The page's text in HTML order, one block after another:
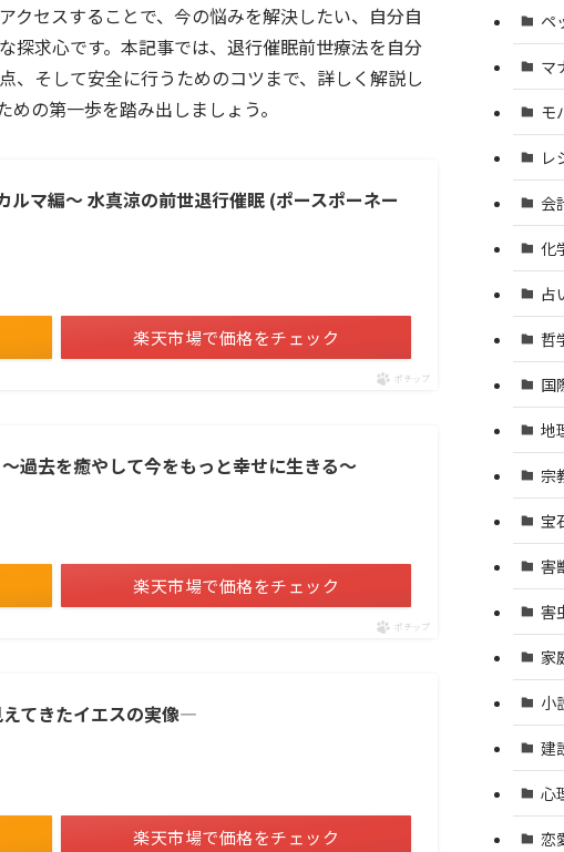
クセスすることで、今の悩みを解決したい、自分自
探求心です。本記事では、退行催眠前世療法を自分
、そして安全に行うためのコツまで、詳しく解説し
の第一歩を踏み出しましょう。
マ編～ 水真涼の前世退行催眠 (ポースポーネー
楽天市場で価格をチェック
ポチップ
過去を癒やして今をもっと幸せに生きる～
楽天市場で価格をチェック
ポチップ
てきたイエスの実像―
楽天市場で価格をチェック
ペ
マ
モ
レ
会
化
占
哲
国
地
宗
宝
害
害
家
小
建
心
恋